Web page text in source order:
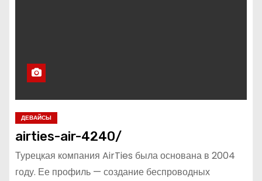
ДЕВАЙСЫ
airties-air-4240/
Турецкая компания AirTies была основана в 2004
году. Ее профиль — создание беспроводных